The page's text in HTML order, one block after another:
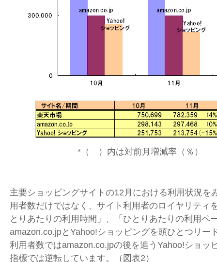
*（ ）内は対前月増減率（％）
主要ショッピングサイトの12月における利用状況を
用者数だけではなく、サイト利用者のロイヤリティ
とりあたりの利用時間」、「ひとりあたりの利用ペ
amazon.co.jpとYahoo!ショッピングを頭ひとつリー
利用者数ではamazon.co.jpの後を追うYahoo!ショッ
指標では逆転しています。（図表2）